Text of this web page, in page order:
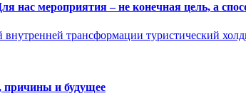
нас мероприятия – не конечная цель, а
трансформации туристический
причины и будущее